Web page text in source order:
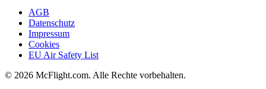
AGB
Datenschutz
Impressum
Cookies
EU Air Safety List
© 2026 McFlight.com. Alle Rechte vorbehalten.